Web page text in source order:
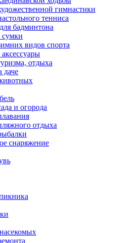
гимнастики
тенниса
бадминтона
видов спорта
отдыха
и огорода
отдыха
снаряжение